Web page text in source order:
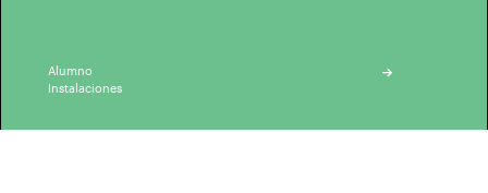
Alumno
Instalaciones